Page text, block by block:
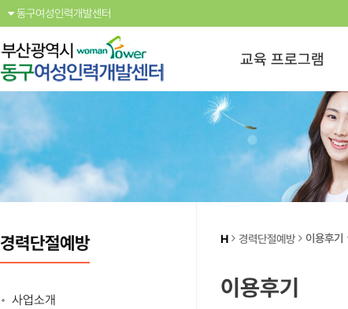
동구여성인력개발센터
교육 프로그램
경력단절예방
사업소개
H 경력단절예방 이용후기
이용후기